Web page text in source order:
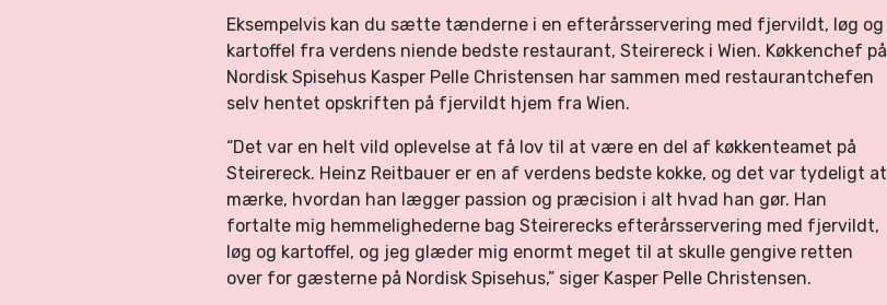
Eksempelvis kan du sætte tænderne i en efterårsservering med fjervildt, løg og
kartoffel fra verdens niende bedste restaurant, Steirereck i Wien. Køkkenchef på
Nordisk Spisehus Kasper Pelle Christensen har sammen med restaurantchefen
selv hentet opskriften på fjervildt hjem fra Wien.
“Det var en helt vild oplevelse at få lov til at være en del af køkkenteamet på
Steirereck. Heinz Reitbauer er en af verdens bedste kokke, og det var tydeligt at
mærke, hvordan han lægger passion og præcision i alt hvad han gør. Han
fortalte mig hemmelighederne bag Steirerecks efterårsservering med fjervildt,
løg og kartoffel, og jeg glæder mig enormt meget til at skulle gengive retten
over for gæsterne på Nordisk Spisehus,” siger Kasper Pelle Christensen.